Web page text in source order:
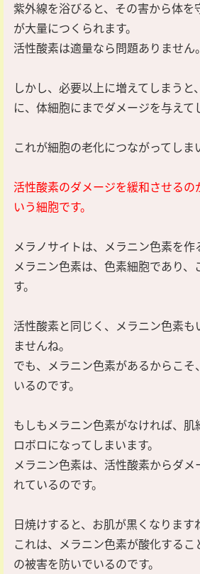
紫外線を浴びると、その害から体を
が大量につくられます。
活性酸素は適量なら問題ありません。
しかし、必要以上に増えてしまうと
に、体細胞にまでダメージを与えて
これが細胞の老化につながってしま
活性酸素のダメージを緩和させるの
いう細胞です。
メラノサイトは、メラニン色素を作
メラニン色素は、色素細胞であり、
す。
活性酸素と同じく、メラニン色素も
ませんね。
でも、メラニン色素があるからこそ
いるのです。
もしもメラニン色素がなければ、肌
ロボロになってしまいます。
メラニン色素は、活性酸素からダメ
れているのです。
日焼けすると、お肌が黒くなります
これは、メラニン色素が酸化するこ
の被害を防いでいるのです。